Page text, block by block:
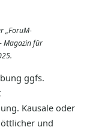
„ForuM-
Magazin für
ggfs.
Kausale oder
und